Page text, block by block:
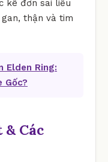
kê đơn sai liều
thận và tim
Elden Ring:
Gốc?
Các